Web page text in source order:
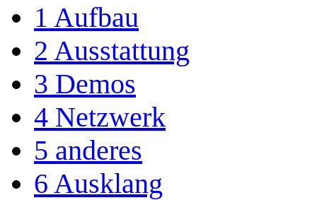
1 Aufbau
2 Ausstattung
3 Demos
4 Netzwerk
5 anderes
6 Ausklang